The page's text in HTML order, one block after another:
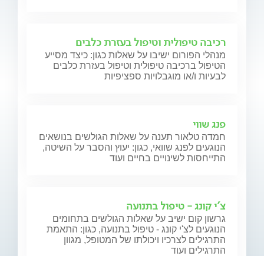
רכיבה טיפולית וטיפול בעזרת כלבים
מנהלי הפורום ישיבו על שאלות כגון: כיצד מסייע
הטיפול ברכיבה טיפולית וטיפול בעזרת כלבים
לבעיות ו/או מוגבלויות ספציפיות
פנג שווי
חמדה טלאור תענה על שאלות הגולשים בנושאים
הנוגעים לפנג שוואי, כגון: יעוץ והסבר על השיטה,
התייחסות לשינויים בחיים ועוד
צ'י קונג - טיפול בתנועה
גרשון קום ישיב על שאלות הגולשים בתחומים
הנוגעים לצ'י קונג - טיפול בתנועה, כגון: התאמת
התרגילים לצרכיו ויכולתו של המטופל, מגוון
התרגילים ועוד